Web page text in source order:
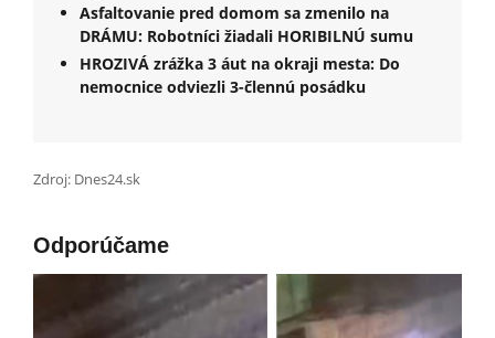
Asfaltovanie pred domom sa zmenilo na
DRÁMU: Robotníci žiadali HORIBILNÚ sumu
HROZIVÁ zrážka 3 áut na okraji mesta: Do
nemocnice odviezli 3-člennú posádku
Zdroj: Dnes24.sk
Odporúčame